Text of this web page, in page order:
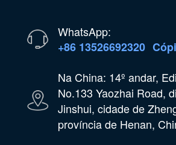
WhatsApp:
+86 13526692320
Na China: 14º andar,
No.133 Yaozhai Road,
Jinshui, cidade de
província de Henan,